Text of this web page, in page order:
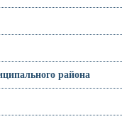
района